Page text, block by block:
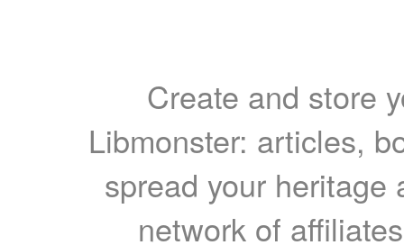
Create and store
Libmonster: articles,
spread your heritage
network of